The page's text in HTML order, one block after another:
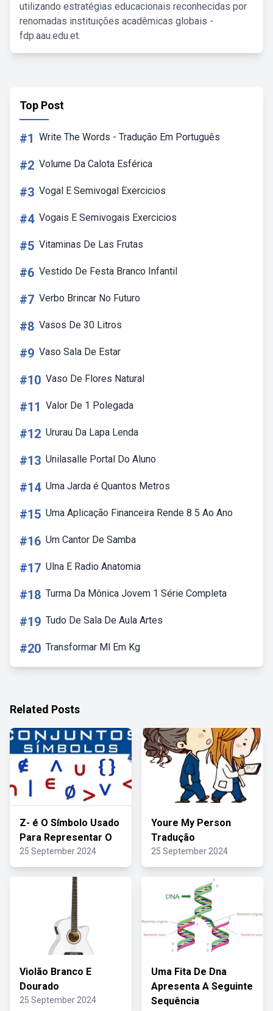
utilizando estratégias educacionais reconhecidas por
renomadas instituições acadêmicas globais -
fdp.aau.edu.et.
Top Post
#1 Write The Words - Tradução Em Português
#2 Volume Da Calota Esférica
#3 Vogal E Semivogal Exercicios
#4 Vogais E Semivogais Exercicios
#5 Vitaminas De Las Frutas
#6 Vestido De Festa Branco Infantil
#7 Verbo Brincar No Futuro
#8 Vasos De 30 Litros
#9 Vaso Sala De Estar
#10 Vaso De Flores Natural
#11 Valor De 1 Polegada
#12 Ururau Da Lapa Lenda
#13 Unilasalle Portal Do Aluno
#14 Uma Jarda é Quantos Metros
#15 Uma Aplicação Financeira Rende 8 5 Ao Ano
#16 Um Cantor De Samba
#17 Ulna E Radio Anatomia
#18 Turma Da Mônica Jovem 1 Série Completa
#19 Tudo De Sala De Aula Artes
#20 Transformar Ml Em Kg
Related Posts
Z- é O Símbolo Usado
Para Representar O
25 September 2024
Youre My Person
Tradução
25 September 2024
Violão Branco E
Dourado
25 September 2024
Uma Fita De Dna
Apresenta A Seguinte
Sequência